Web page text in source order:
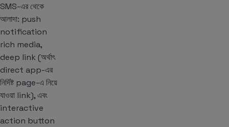
SMS-এর থেকে
আলাদা: push
notification
rich media,
deep link (অর্থাৎ
direct app-এর
নির্দিষ্ট page-এ নিয়ে
যাওয়া link), এবং
interactive
action button